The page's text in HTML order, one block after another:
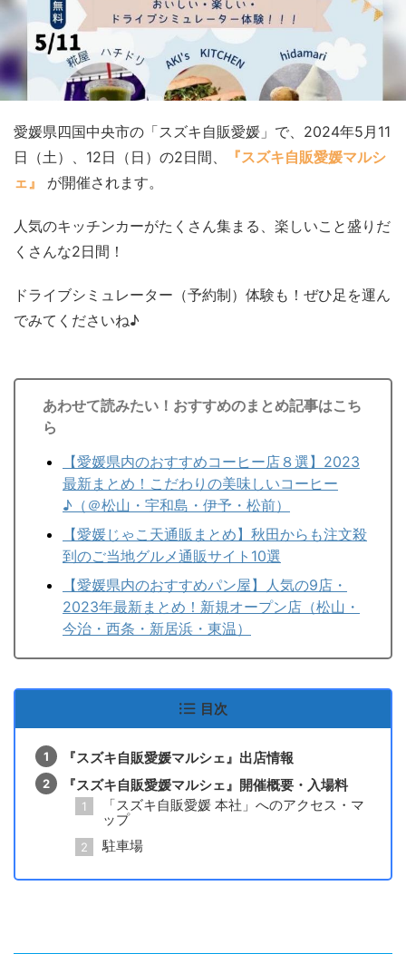
愛媛県四国中央市の「スズキ自販愛媛」で、2024年5月11
日（土）、12日（日）の2日間、
『スズキ自販愛媛マルシ
ェ』
が開催されます。
人気のキッチンカーがたくさん集まる、楽しいこと盛りだ
くさんな2日間！
ドライブシミュレーター（予約制）体験も！ぜひ足を運ん
でみてくださいね♪
あわせて読みたい！おすすめのまとめ記事はこち
ら
【愛媛県内のおすすめコーヒー店８選】2023
最新まとめ！こだわりの美味しいコーヒー
♪（＠松山・宇和島・伊予・松前）
【愛媛じゃこ天通販まとめ】秋田からも注文殺
到のご当地グルメ通販サイト10選
【愛媛県内のおすすめパン屋】人気の9店・
2023年最新まとめ！新規オープン店（松山・
今治・西条・新居浜・東温）
目次
『スズキ自販愛媛マルシェ』出店情報
『スズキ自販愛媛マルシェ』開催概要・入場料
「スズキ自販愛媛 本社」へのアクセス・マ
ップ
駐車場